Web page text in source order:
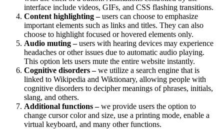
interface include videos, GIFs, and CSS flashing transitions.
Content highlighting –users can choose to emphasize
important elements such as links and titles. They can also
choose to highlight focused or hovered elements only.
Audio muting –users with hearing devices may experience
headaches or other issues due to automatic audio playing.
This option lets users mute the entire website instantly.
Cognitive disorders –we utilize a search engine that is
linked to Wikipedia and Wiktionary, allowing people with
cognitive disorders to decipher meanings of phrases, initials,
slang, and others.
Additional functions –we provide users the option to
change cursor color and size, use a printing mode, enable a
virtual keyboard, and many other functions.